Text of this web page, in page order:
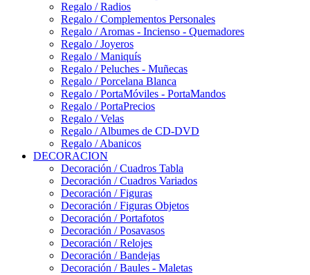
Regalo / Radios
Regalo / Complementos Personales
Regalo / Aromas - Incienso - Quemadores
Regalo / Joyeros
Regalo / Maniquís
Regalo / Peluches - Muñecas
Regalo / Porcelana Blanca
Regalo / PortaMóviles - PortaMandos
Regalo / PortaPrecios
Regalo / Velas
Regalo / Albumes de CD-DVD
Regalo / Abanicos
DECORACION
Decoración / Cuadros Tabla
Decoración / Cuadros Variados
Decoración / Figuras
Decoración / Figuras Objetos
Decoración / Portafotos
Decoración / Posavasos
Decoración / Relojes
Decoración / Bandejas
Decoración / Baules - Maletas